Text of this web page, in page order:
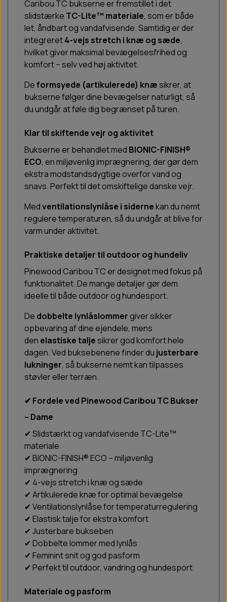
Caribou TC bukserne er fremstillet i det
slidstærke TC-Lite™ materiale, som er både
let, åndbart og vandafvisende. Samtidig er der
integreret4-vejs stretch i knæ og sæde,
hvilket giver maksimal bevægelsesfrihed og
komfort – selv ved høj aktivitet.
Deformsyede (artikulerede) knæsikrer, at
bukserne følger dine bevægelser naturligt, så
du undgår at føle dig begrænset på turen.
Klar til skiftende vejr og aktivitet
Bukserne er behandlet med BIONIC-FINISH®
ECO, en miljøvenlig imprægnering, der gør dem
ekstra modstandsdygtige overfor vand og
snavs. Perfekt til det omskiftelige danske vejr.
Medventilationslynlåse i sidernekan du nemt
regulere temperaturen, så du undgår at blive for
varm under aktivitet.
Praktiske detaljer til outdoor og hundeliv
Pinewood Caribou TC er designet med fokus på
funktionalitet. De mange detaljer gør dem
ideelle til både outdoor og hundesport.
De dobbelte lynlåslommergiver sikker
opbevaring af dine ejendele, mens
den elastiske taljesikrer god komfort hele
dagen. Ved buksebenene finder du justerbare
lukninger, så bukserne nemt kan tilpasses
støvler eller terræn.
✔ Fordele ved Pinewood Caribou TC Bukser
– Dame
✔ Slidstærkt og vandafvisende TC-Lite™
materiale
✔ BIONIC-FINISH® ECO – miljøvenlig
imprægnering
✔ 4-vejs stretch i knæ og sæde
✔ Artikulerede knæ for optimal bevægelse
✔ Ventilationslynlåse for temperaturregulering
✔ Elastisk talje for ekstra komfort
✔ Justerbare bukseben
✔ Dobbelte lommer med lynlås
✔ Feminint snit og god pasform
✔ Perfekt til outdoor, vandring og hundesport
Materiale og pasform